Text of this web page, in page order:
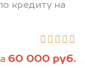
кредиту на
60 000 руб.